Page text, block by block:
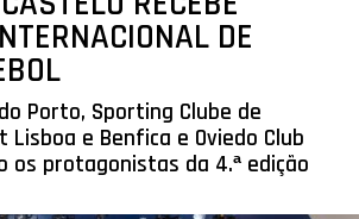
DE
Porto, Sporting Clube de
Lisboa e Benfica e Oviedo Club
os protagonistas da 4.ª edição